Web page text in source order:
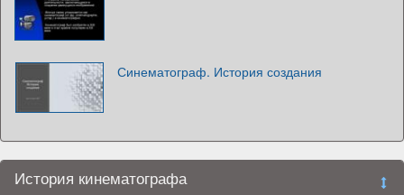
Синематограф. История создания
История кинематографа